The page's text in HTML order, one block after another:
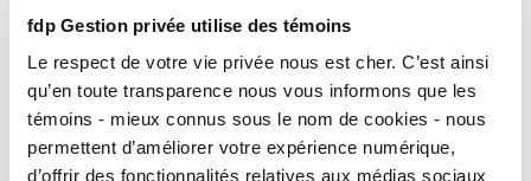
fdp Gestion privée utilise des témoins
Le respect de votre vie privée nous est cher. C’est ainsi
qu’en toute transparence nous vous informons que les
témoins - mieux connus sous le nom de cookies - nous
permettent d’améliorer votre expérience numérique,
d’offrir des fonctionnalités relatives aux médias sociaux
réalisée par nos spécialistes en planification
financière.
Notre expertise : votre équipe
Votreconseillère et planificatriceouconseiller
et planificateur financier